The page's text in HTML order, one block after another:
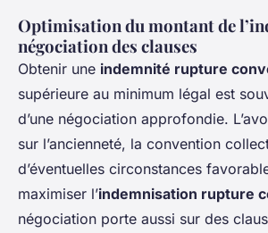
Optimisation du montant de
négociation des clauses
Obtenir une indemnité rupture
supérieure au minimum légal est
d’une négociation approfondie.
sur l’ancienneté, la convention
d’éventuelles circonstances
maximiser l’indemnisation rupture
négociation porte aussi sur des